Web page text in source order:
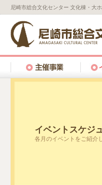
尼崎市総合文化センター 文化棟・大
イベントスケジ
各月のイベントをご紹介